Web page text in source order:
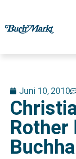
Juni 10, 2010
Rother